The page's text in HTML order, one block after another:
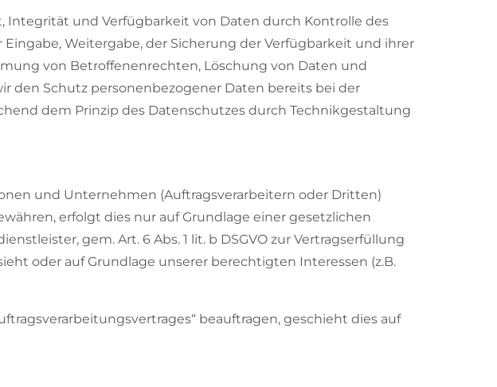
Integrität und Verfügbarkeit von Daten durch Kontrolle des
Weitergabe, der Sicherung der Verfügbarkeit und ihrer
von Betroffenenrechten, Löschung von Daten und
den Schutz personenbezogener Daten bereits bei der
dem Prinzip des Datenschutzes durch Technikgestaltung
und Unternehmen (Auftragsverarbeitern oder Dritten)
erfolgt dies nur auf Grundlage einer gesetzlichen
gem. Art. 6 Abs. 1 lit. b DSGVO zur Vertragserfüllung
oder auf Grundlage unserer berechtigten Interessen (z.B.
beauftragen, geschieht dies auf